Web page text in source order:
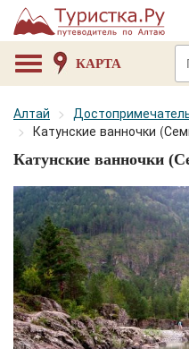
КАРТА
Алтай
Катунские ванночки
Катунские ванночки